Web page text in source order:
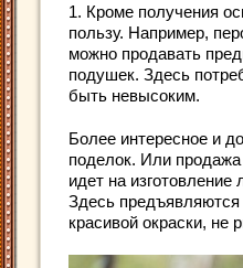
1. Кроме получения
пользу. Например,
можно продавать
подушек. Здесь
быть невысоким.
Более интересное и
поделок. Или
идет на изготовление
Здесь
красивой окраски, не